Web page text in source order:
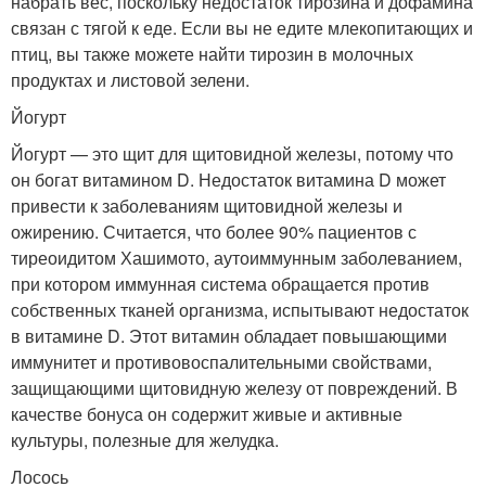
связан с тягой к еде. Если вы не едите млекопитающих и
птиц, вы также можете найти тирозин в молочных
продуктах и листовой зелени.
Йогурт
Йогурт — это щит для щитовидной железы, потому что
он богат витамином D. Недостаток витамина D может
привести к заболеваниям щитовидной железы и
ожирению. Считается, что более 90% пациентов с
тиреоидитом Хашимото, аутоиммунным заболеванием,
при котором иммунная система обращается против
собственных тканей организма, испытывают недостаток
в витамине D. Этот витамин обладает повышающими
иммунитет и противовоспалительными свойствами,
защищающими щитовидную железу от повреждений. В
качестве бонуса он содержит живые и активные
культуры, полезные для желудка.
Лосось